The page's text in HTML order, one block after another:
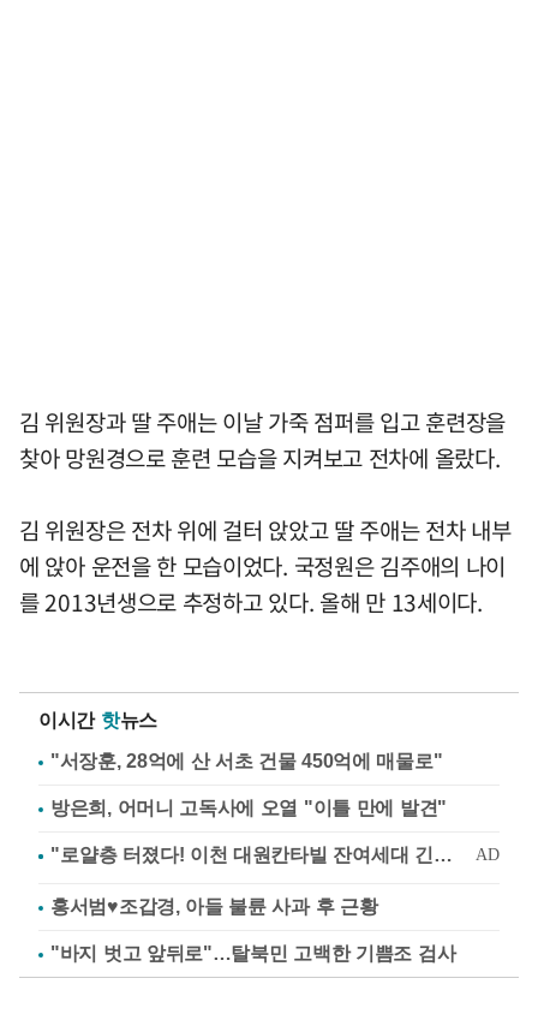
김 위원장과 딸 주애는 이날 가죽 점퍼를 입고 훈련장을
찾아 망원경으로 훈련 모습을 지켜보고 전차에 올랐다.
김 위원장은 전차 위에 걸터 앉았고 딸 주애는 전차 내부
에 앉아 운전을 한 모습이었다. 국정원은 김주애의 나이
를 2013년생으로 추정하고 있다. 올해 만 13세이다.
이시간 핫뉴스
"서장훈, 28억에 산 서초 건물 450억에 매물로"
방은희, 어머니 고독사에 오열 "이틀 만에 발견"
홍서범♥조갑경, 아들 불륜 사과 후 근황
"바지 벗고 앞뒤로"…탈북민 고백한 기쁨조 검사